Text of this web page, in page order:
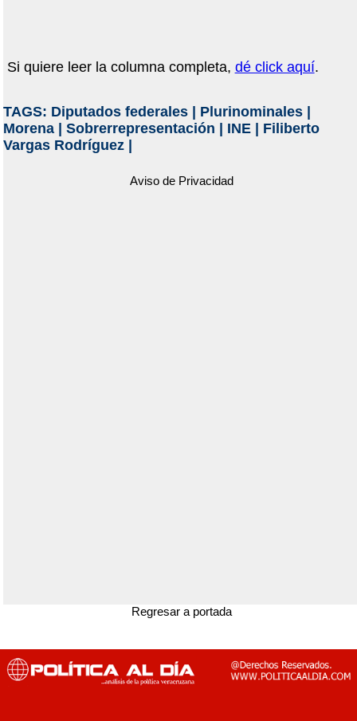
Si quiere leer la columna completa, dé click aquí.
TAGS: Diputados federales| Plurinominales|
Morena| Sobrerrepresentación INE| Filiberto
Vargas Rodríguez|
Aviso de Privacidad
Regresar a portada